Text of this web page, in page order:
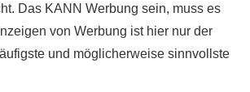
Das KANN Werbung sein, muss es
von Werbung ist hier nur der
und möglicherweise sinnvollste